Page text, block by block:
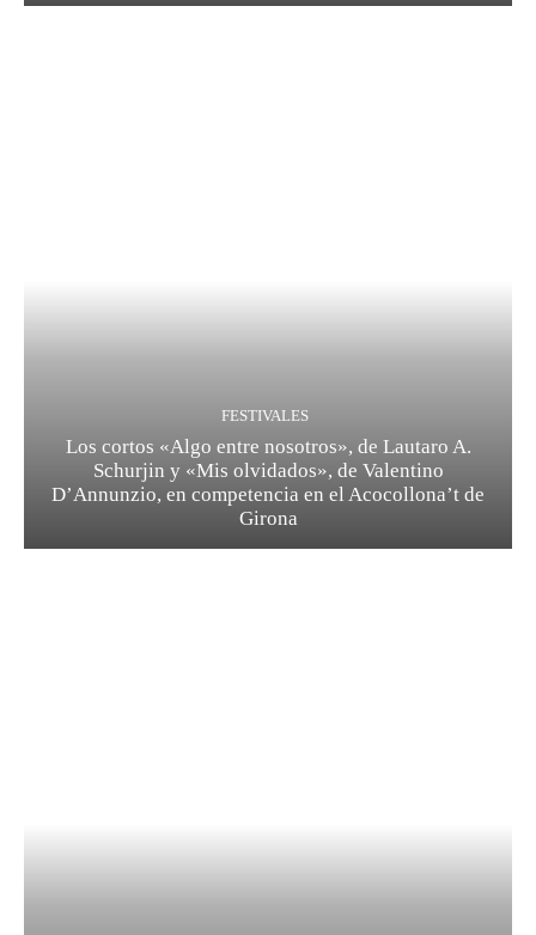
FESTIVALES
Los cortos «Algo entre nosotros», de Lautaro A.
Schurjin y «Mis olvidados», de Valentino
D’Annunzio, en competencia en el Acocollona’t de
Girona